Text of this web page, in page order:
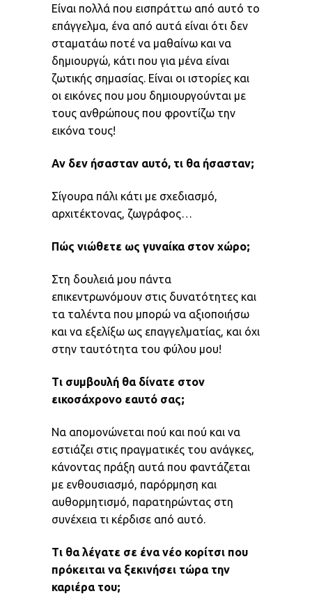
Είναι πολλά που εισπράττω από αυτό το
επάγγελμα, ένα από αυτά είναι ότι δεν
σταματάω ποτέ να μαθαίνω και να
δημιουργώ, κάτι που για μένα είναι
ζωτικής σημασίας. Είναι οι ιστορίες και
οι εικόνες που μου δημιουργούνται με
τους ανθρώπους που φροντίζω την
εικόνα τους!
Αν δεν ήσασταν αυτό, τι θα ήσασταν;
Σίγουρα πάλι κάτι με σχεδιασμό,
αρχιτέκτονας, ζωγράφος…
Πώς νιώθετε ως γυναίκα στον χώρο;
Στη δουλειά μου πάντα
επικεντρωνόμουν στις δυνατότητες και
τα ταλέντα που μπορώ να αξιοποιήσω
και να εξελίξω ως επαγγελματίας, και όχι
στην ταυτότητα του φύλου μου!
Τι συμβουλή θα δίνατε στον
εικοσάχρονο εαυτό σας;
Να απομονώνεται πού και πού και να
εστιάζει στις πραγματικές του ανάγκες,
κάνοντας πράξη αυτά που φαντάζεται
με ενθουσιασμό, παρόρμηση και
αυθορμητισμό, παρατηρώντας στη
συνέχεια τι κέρδισε από αυτό.
Τι θα λέγατε σε ένα νέο κορίτσι που
πρόκειται να ξεκινήσει τώρα την
καριέρα του;